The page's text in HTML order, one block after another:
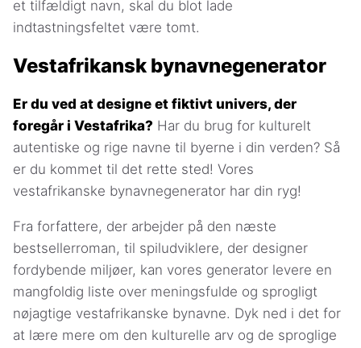
et tilfældigt navn, skal du blot lade
indtastningsfeltet være tomt.
Vestafrikansk bynavnegenerator
Er du ved at designe et fiktivt univers, der
foregår i Vestafrika? Har du brug for kulturelt
autentiske og rige navne til byerne i din verden? Så
er du kommet til det rette sted! Vores
vestafrikanske bynavnegenerator har din ryg!
Fra forfattere, der arbejder på den næste
bestsellerroman, til spiludviklere, der designer
fordybende miljøer, kan vores generator levere en
mangfoldig liste over meningsfulde og sprogligt
nøjagtige vestafrikanske bynavne. Dyk ned i det for
at lære mere om den kulturelle arv og de sproglige